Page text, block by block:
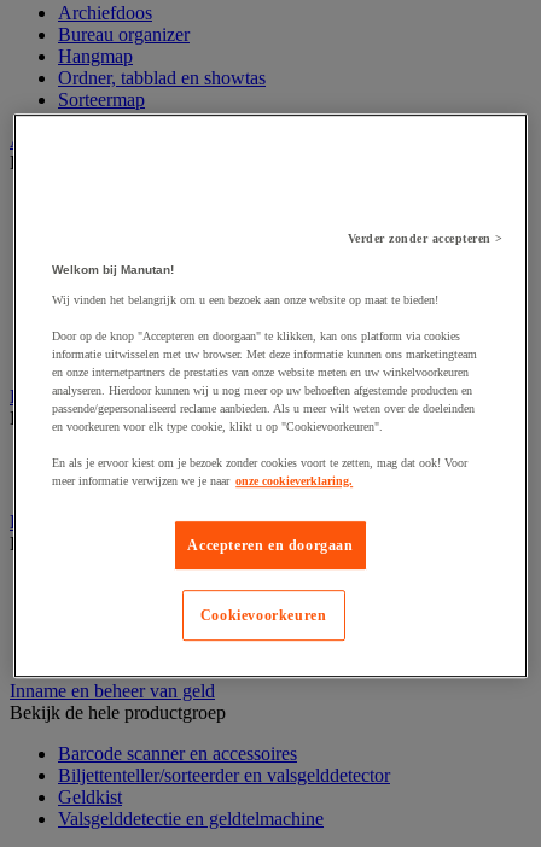
Archiefdoos
Bureau organizer
Hangmap
Ordner, tabblad en showtas
Sorteermap
Audiovisueel
Bekijk de hele productgroep
Dynamisch en interactief weergavesysteem
Fotocamera, videocamera en verrekijker
Projectie en videoprojectie-apparatuur
Studioverlichting en accessoires
Tv, dvd-speler en Blu-ray
Bewegwijzering en aanduidingsborden
Bekijk de hele productgroep
Deurnaambord
Pictogram
Folderrek en -houder
Bekijk de hele productgroep
Inname en beheer van geld
Bekijk de hele productgroep
Barcode scanner en accessoires
Biljettenteller/sorteerder en valsgelddetector
Geldkist
Valsgelddetectie en geldtelmachine
Verder zonder accepteren >
Welkom bij Manutan!
Wij vinden het belangrijk om u een bezoek aan onze website op maat te bieden!
Door op de knop "Accepteren en doorgaan" te klikken, kan ons platform via cookies
informatie uitwisselen met uw browser. Met deze informatie kunnen ons marketingteam
en onze internetpartners de prestaties van onze website meten en uw winkelvoorkeuren
analyseren. Hierdoor kunnen wij u nog meer op uw behoeften afgestemde producten en
passende/gepersonaliseerd reclame aanbieden. Als u meer wilt weten over de doeleinden
en voorkeuren voor elk type cookie, klikt u op "Cookievoorkeuren".
En als je ervoor kiest om je bezoek zonder cookies voort te zetten, mag dat ook! Voor
meer informatie verwijzen we je naar onze cookieverklaring.
Accepteren en doorgaan
Cookievoorkeuren